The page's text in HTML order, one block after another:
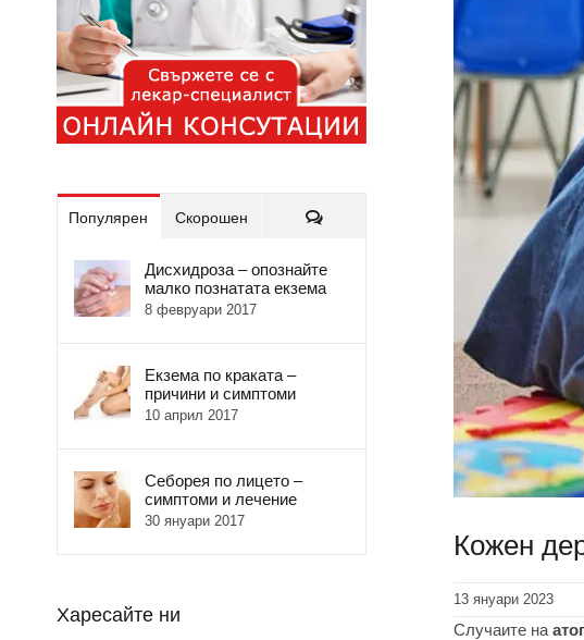
Кожен
13 януари 2023
Случаите на
Популярен Скорошен Коментари
Дисхидроза – опознайте
малко познатата екзема
8 февруари 2017
Екзема по краката –
причини и симптоми
10 април 2017
Себорея по лицето –
симптоми и лечение
30 януари 2017
Харесайте ни